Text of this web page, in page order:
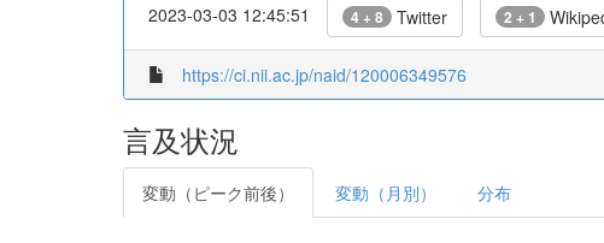
2023-03-03 12:45:51 4 + 8 Twitter 2 + 1
https://ci.nii.ac.jp/naid/120006349576
言及状況
変動（ピーク前後） 変動（月別） 分布